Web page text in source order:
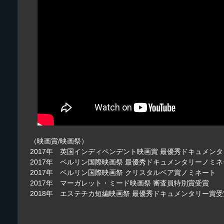
（映画賞/映画祭）
2017年 英国インディペンデント映画賞 最優秀ドキュメン
2017年 ベルリン国際映画祭 最優秀ドキュメンタリーノミネ
2017年 ベルリン国際映画祭 クリスタルベア賞ノミネート
2017年 マーガレット・ミード映画祭 審査員特別賞受賞
2018年 エステチカ短編映画祭 最優秀ドキュメンタリー賞